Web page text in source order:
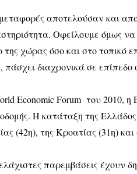
αποτελούσαν και
Οφείλουμε όμως
χώρας όσο και στο τοπικό
πάσχει διαχρονικά σε
Economic Forum του 2010,
Η κατάταξη της
(42η), της Κροατίας (31η)
παρεμβάσεις έχουν